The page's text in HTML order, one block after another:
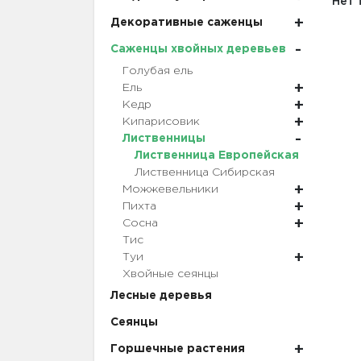
Декоративные саженцы
Саженцы хвойных деревьев
Голубая ель
Ель
Кедр
Кипарисовик
Лиственницы
Лиственница Европейская
Лиственница Сибирская
Можжевельники
Пихта
Сосна
Тис
Туи
Хвойные сеянцы
Лесные деревья
Сеянцы
Горшечные растения